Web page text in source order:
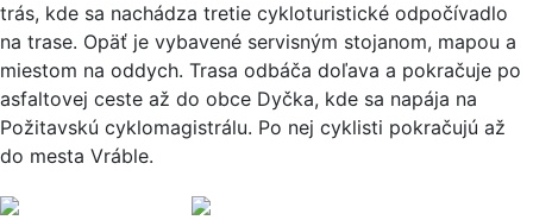
trás, kde sa nachádza tretie cykloturistické odpočívadlo
na trase. Opäť je vybavené servisným stojanom, mapou a
miestom na oddych. Trasa odbáča doľava a pokračuje po
asfaltovej ceste až do obce Dyčka, kde sa napája na
Požitavskú cyklomagistrálu. Po nej cyklisti pokračujú až
do mesta Vráble.